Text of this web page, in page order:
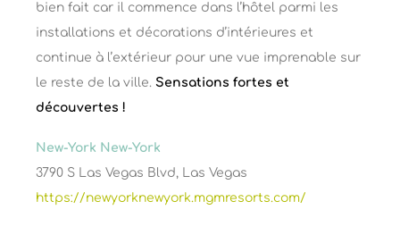
bien fait car il commence dans l’hôtel parmi les
installations et décorations d’intérieures et
continue à l’extérieur pour une vue imprenable sur
le reste de la ville. Sensations fortes et
découvertes !
New-York New-York
3790 S Las Vegas Blvd, Las Vegas
https://newyorknewyork.mgmresorts.com/